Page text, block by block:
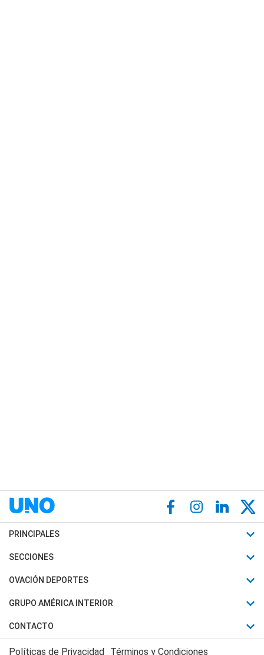
PRINCIPALES
Últimas Noticias
Política
Judiciales
Economia
SECCIONES
Horóscopo
Motores
Trucos caseros
OVACIÓN DEPORTES
Fútbol
Mundial
Automovilismo
GRUPO AMÉRICA INTERIOR
Canal 7 en Vivo
CONTACTO
Acerca de Nosotros
Políticas de Privacidad Términos y Condiciones